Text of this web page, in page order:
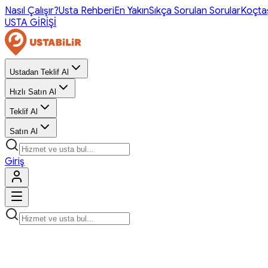
Nasıl Çalışır?Usta RehberiEn YakınSıkça Sorulan Sorular
USTA GİRİŞİ
Ustadan Teklif Al
Hızlı Satın Al
Teklif Al
Satın Al
Giriş